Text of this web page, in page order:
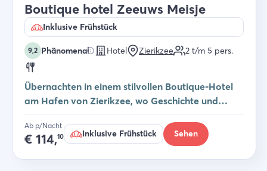
Boutique hotel Zeeuws Meisje
Inklusive Frühstück
9,2 Phänomenal Hotel Zierikzee 2 t/m 5 pers.
Übernachten in einem stilvollen Boutique-Hotel
am Hafen von Zierikzee, wo Geschichte und
moderner Komfort harmonisch
aufeinandertreffen.
Ab p/Nacht
€ 114,10 Inklusive Frühstück Sehen